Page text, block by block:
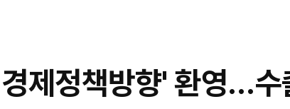
제정책방향' 환영…수